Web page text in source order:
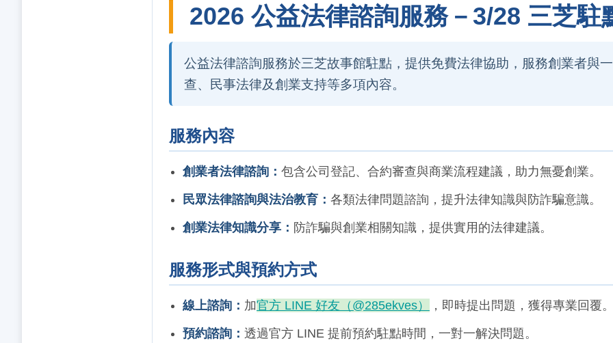
2026 公益法律諮詢服務－3/28 三芝駐
公益法律諮詢服務於三芝故事館駐點，提供免費法律協助，服務創業者與
查、民事法律及創業支持等多項內容。
服務內容
創業者法律諮詢： 包含公司登記、合約審查與商業流程建議，助力無憂創業。
民眾法律諮詢與法治教育： 各類法律問題諮詢，提升法律知識與防詐騙意識。
創業法律知識分享： 防詐騙與創業相關知識，提供實用的法律建議。
服務形式與預約方式
線上諮詢： 加官方 LINE 好友（@285ekves） ，即時提出問題，獲得專業回覆
預約諮詢： 透過官方 LINE 提前預約駐點時間，一對一解決問題。